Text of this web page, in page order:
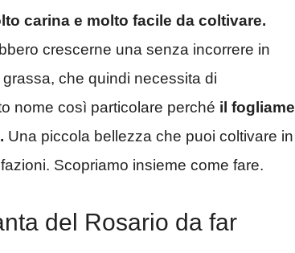
carina e molto facile da coltivare.
crescerne una senza incorrere in
che quindi necessita di
nome così particolare perché il fogliame
Una piccola bellezza che puoi coltivare in
Scopriamo insieme come fare.
del Rosario da far